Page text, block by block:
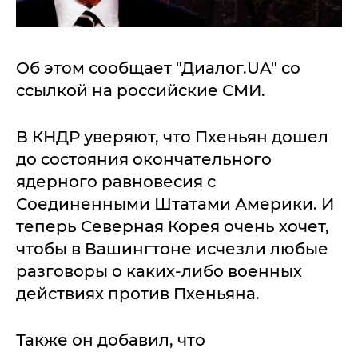
Об этом сообщает "Диалог.UA" со
ссылкой на российские СМИ.
В КНДР уверяют, что Пхеньян дошел
до состояния окончательного
ядерного равновесия с
Соединенными Штатами Америки. И
теперь Северная Корея очень хочет,
чтобы в Вашингтоне исчезли любые
разговоры о каких-либо военных
действиях против Пхеньяна.
Также он добавил, что